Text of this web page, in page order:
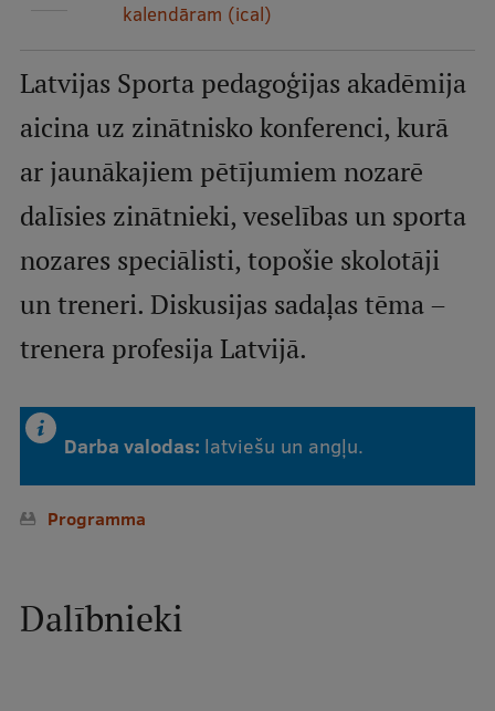
Mobile
galvenā
izvēlne
Studiju iespējas
Pamatstudiju programmas
Maģistra studiju programmas
Doktorantūra
Rezidentūra
Praktiska informācija
Par RSU
Studentu dzīve
kalendāram (ical)
Latvijas Sporta pedagoģijas akadēmija
aicina uz zinātnisko konferenci, kurā
ar jaunākajiem pētījumiem nozarē
dalīsies zinātnieki, veselības un sporta
nozares speciālisti, topošie skolotāji
un treneri. Diskusijas sadaļas tēma –
trenera profesija Latvijā.
Darba valodas: latviešu un angļu.
Programma
Dalībnieki